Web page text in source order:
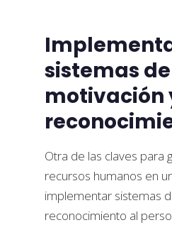
sistemas de
motivación
Otra de las claves para
recursos humanos en
implementar sistemas
reconocimiento al